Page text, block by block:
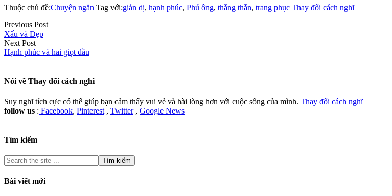
Thuộc chủ đề:Chuyện ngắn Tag với:giản dị, hạnh phúc, Phú ông, thẳng thắn, trang phục Thay đổi cách nghĩ
Previous Post
Xấu và Đẹp
Next Post
Hạnh phúc và hai giọt dầu
Nói về Thay đổi cách nghĩ
Suy nghĩ tích cực có thể giúp bạn cảm thấy vui vẻ và hài lòng hơn với cuộc sống của mình. Thay đổi cách nghĩ
follow us : Facebook, Pinterest , Twitter, Google News
Tìm kiếm
Bài viết mới